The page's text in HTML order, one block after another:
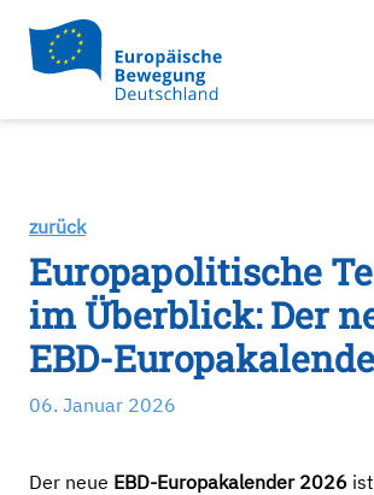
zurück
Europapolitische
im Überblick: Der
EBD-
06. Januar 2026
Der neue EBD-Europakalender 2026